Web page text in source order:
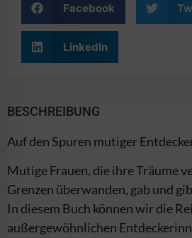
Facebook
LinkedIn
BESCHREIBUNG
Auf den Spuren mutiger
Mutige Frauen, die ihre Träume
Grenzen überwanden, gab und
In diesem Buch können wir die
außergewöhnlichen